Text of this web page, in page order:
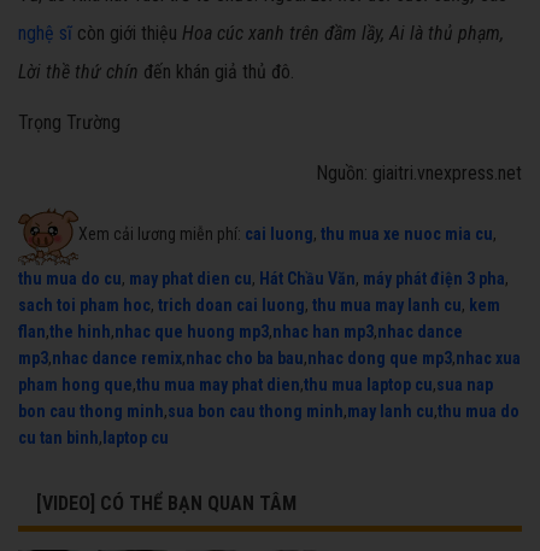
nghệ sĩ còn giới thiệu Hoa cúc xanh trên đầm lầy, Ai là thủ phạm,
Lời thề thứ chín đến khán giả thủ đô.
Trọng Trường
Nguồn: giaitri.vnexpress.net
Xem cải lương miễn phí: cai luong, thu mua xe nuoc mia cu,
thu mua do cu, may phat dien cu, Hát Chầu Văn, máy phát điện 3 pha,
sach toi pham hoc, trich doan cai luong, thu mua may lanh cu, kem
flan,the hinh,nhac que huong mp3,nhac han mp3,nhac dance
mp3,nhac dance remix,nhac cho ba bau,nhac dong que mp3,nhac xua
pham hong que,thu mua may phat dien,thu mua laptop cu,sua nap
bon cau thong minh,sua bon cau thong minh,may lanh cu,thu mua do
cu tan binh, laptop cu
[VIDEO] CÓ THỂ BẠN QUAN TÂM